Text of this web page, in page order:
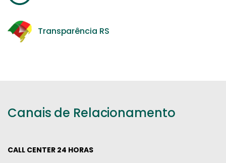
Transparência RS
Canais de Relacionamento
CALL CENTER 24 HORAS